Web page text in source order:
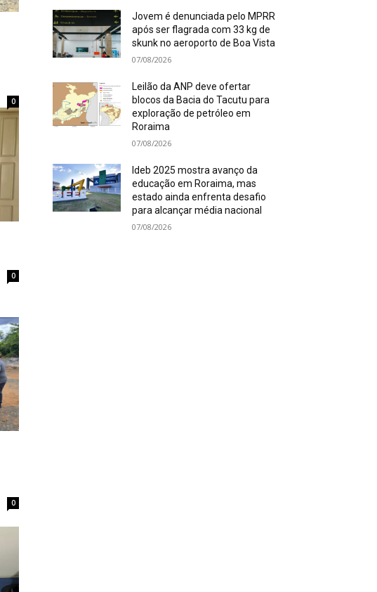
0
0
0
Jovem é denunciada pelo MPRR
após ser flagrada com 33 kg de
skunk no aeroporto de Boa Vista
07/08/2026
Leilão da ANP deve ofertar
blocos da Bacia do Tacutu para
exploração de petróleo em
Roraima
07/08/2026
Ideb 2025 mostra avanço da
educação em Roraima, mas
estado ainda enfrenta desafio
para alcançar média nacional
07/08/2026